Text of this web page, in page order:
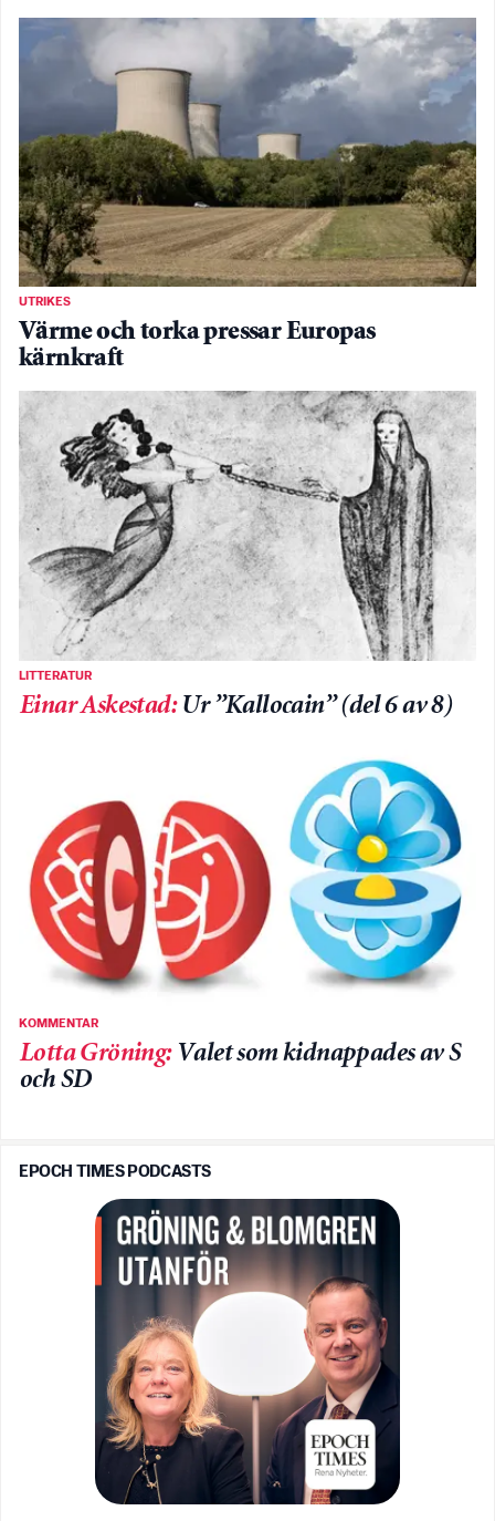
UTRIKES
Värme och torka pressar Europas
kärnkraft
LITTERATUR
Einar Askestad: Ur ”Kallocain” (del 6 av 8)
KOMMENTAR
Lotta Gröning: Valet som kidnappades av S
och SD
EPOCH TIMES PODCASTS